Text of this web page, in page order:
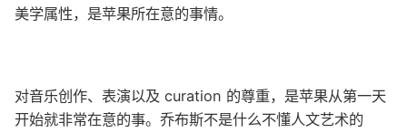
美学属性，是苹果所在意的事情。
对音乐创作、表演以及 curation 的尊重，是苹果从第一天
开始就非常在意的事。乔布斯不是什么不懂人文艺术的